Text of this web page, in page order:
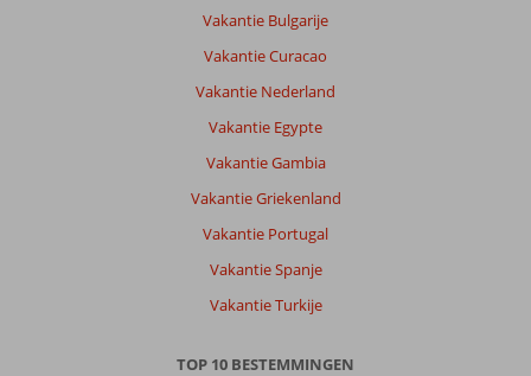
Vakantie Bulgarije
Vakantie Curacao
Vakantie Nederland
Vakantie Egypte
Vakantie Gambia
Vakantie Griekenland
Vakantie Portugal
Vakantie Spanje
Vakantie Turkije
TOP 10 BESTEMMINGEN